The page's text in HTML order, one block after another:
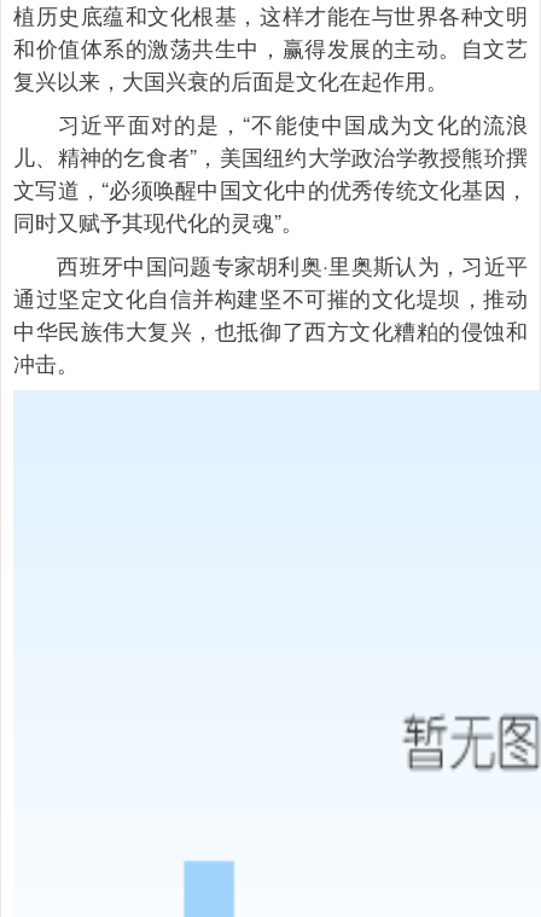
植历史底蕴和文化根基，这样才能在与世界各种文明
和价值体系的激荡共生中，赢得发展的主动。自文艺
复兴以来，大国兴衰的后面是文化在起作用。
习近平面对的是，“不能使中国成为文化的流浪
儿、精神的乞食者”，美国纽约大学政治学教授熊玠撰
文写道，“必须唤醒中国文化中的优秀传统文化基因，
同时又赋予其现代化的灵魂”。
西班牙中国问题专家胡利奥·里奥斯认为，习近平
通过坚定文化自信并构建坚不可摧的文化堤坝，推动
中华民族伟大复兴，也抵御了西方文化糟粕的侵蚀和
冲击。